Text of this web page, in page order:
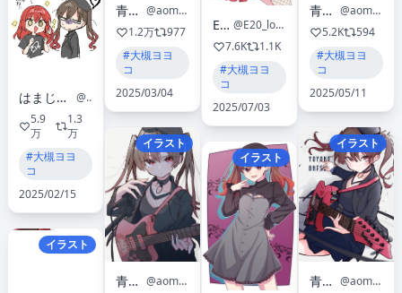
はまじあき🎸ぼざろ⑧巻発売中📚
@hamazi__
5.9
万
1.3
万
#大槻ヨヨ
コ
2025/02/15
イラスト
青森んご🍎
@aomoringo_com
1.2万
977
#大槻ヨヨ
コ
2025/03/04
イラスト
青森んご🍎
@aomoringo_com
E20
@E20_loop
7.6K
1.1K
#大槻ヨヨ
コ
2025/07/03
イラスト
青森んご🍎
@aomoringo_com
5.2K
594
#大槻ヨヨ
コ
2025/05/11
イラスト
青森んご🍎
@aomoringo_com